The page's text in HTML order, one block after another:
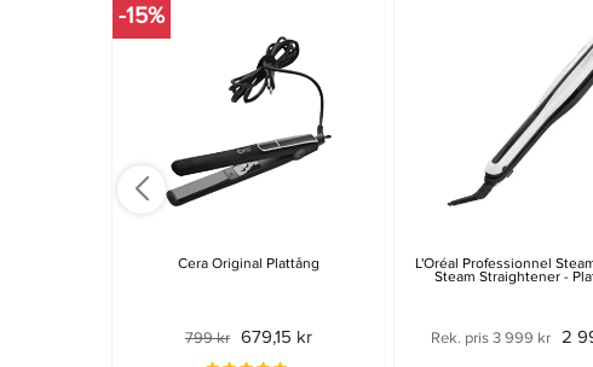
-15%
Cera Original Plattång
799 kr 679,15 kr
L'Oréal Professionnel
Steam Straightener -
Rek. pris 3 999 kr 2